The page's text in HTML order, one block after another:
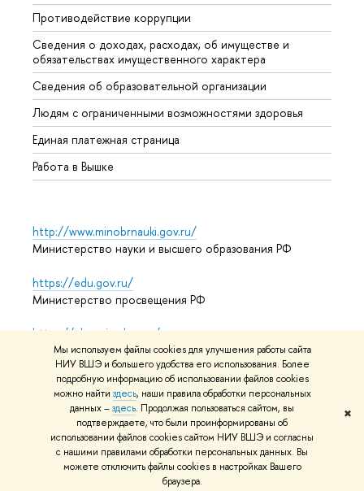
Мы используем файлы cookies для улучшения работы сайта
НИУ ВШЭ и большего удобства его использования. Более
подробную информацию об использовании файлов cookies
можно найти здесь, наши правила обработки персональных
данных –здесь. Продолжая пользоваться сайтом, вы
подтверждаете, что были проинформированы об
использовании файлов cookies сайтом НИУ ВШЭ и согласны
с нашими правилами обработки персональных данных. Вы
можете отключить файлы cookies в настройках Вашего
браузера.
✖
Противодействие коррупции
Сведения о доходах, расходах, об имуществе и
обязательствах имущественного характера
Сведения об образовательной организации
Людям с ограниченными возможностями здоровья
Единая платежная страница
Работа в Вышке
http://www.minobrnauki.gov.ru/
Министерство науки и высшего образования РФ
https://edu.gov.ru/
Министерство просвещения РФ
https://elearning.hse.ru/mooc
Массовые открытые онлайн-курсы
© НИУ ВШЭ 1993–2026 Адреса и контактыУсловия
использования материаловПолитика конфиденциальности
Карта сайта
Редактору